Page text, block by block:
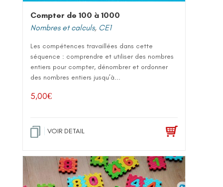
Compter de 100 à 1000
Nombres et calculs, CE1
Les compétences travaillées dans cette
séquence : comprendre et utiliser des nombres
entiers pour compter, dénombrer et ordonner
des nombres entiers jusqu’à...
5,00€
VOIR DETAIL